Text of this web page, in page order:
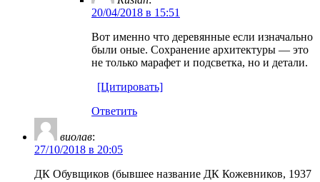
20/04/2018 в 15:51
Вот именно что деревянные если изначально
были оные. Сохранение архитектуры — это
не только марафет и подсветка, но и детали.
[Цитировать]
Ответить
виолав:
27/10/2018 в 20:05
ДК Обувщиков (бывшее название ДК Кожевников, 1937